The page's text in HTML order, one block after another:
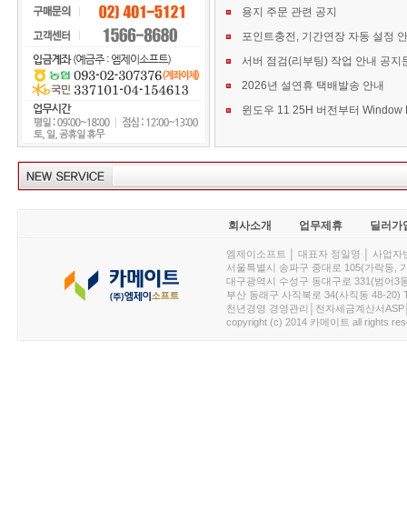
용지 주문 관련 공지
포인트충전, 기간연장 자동 설정
서버 점검(리부팅) 작업 안내 공지
2026년 설연휴 택배발송 안내
회사소개 업무제휴 딜러가
엠제이소프트 │ 대표자 정일영 │ 사업
서울특별시 송파구 중대로 105(가락동,
대구광역시 수성구 동대구로 331(범어3
부산 동래구 사직북로 34(사직동 48-20)
천년경영 경영관리│전자세금계산서
copyright (c) 2014 카메이트 all rights